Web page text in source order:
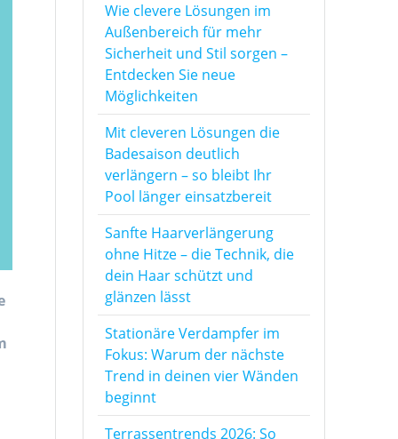
Wie clevere Lösungen im
Außenbereich für mehr
Sicherheit und Stil sorgen –
Entdecken Sie neue
Möglichkeiten
Mit cleveren Lösungen die
Badesaison deutlich
verlängern – so bleibt Ihr
Pool länger einsatzbereit
Sanfte Haarverlängerung
ohne Hitze – die Technik, die
dein Haar schützt und
glänzen lässt
Stationäre Verdampfer im
Fokus: Warum der nächste
Trend in deinen vier Wänden
beginnt
Terrassentrends 2026: So